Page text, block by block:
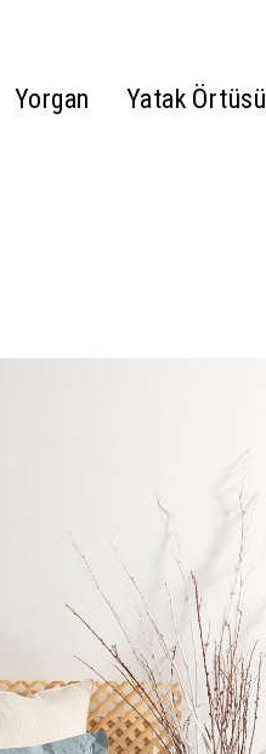
Yorgan Yatak Örtüsü